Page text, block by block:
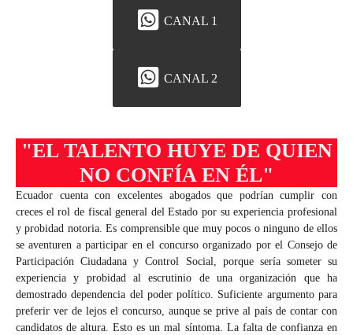
CANAL 1
CANAL 2
"EL TALENTO HUYE DE QUIEN
NO CONFÍA EN ÉL"
Ecuador cuenta con excelentes abogados que podrían cumplir con
creces el rol de fiscal general del Estado por su experiencia profesional
y probidad notoria. Es comprensible que muy pocos o ninguno de ellos
se aventuren a participar en el concurso organizado por el Consejo de
Participación Ciudadana y Control Social, porque sería someter su
experiencia y probidad al escrutinio de una organización que ha
demostrado dependencia del poder político. Suficiente argumento para
preferir ver de lejos el concurso, aunque se prive al país de contar con
candidatos de altura. Esto es un mal síntoma. La falta de confianza en